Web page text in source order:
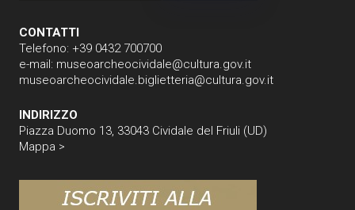
CONTATTI
Telefono: +39 0432 700700
e-mail: museoarcheocividale@cultura.gov.it
museoarcheocividale.biglietteria@cultura.gov.it
INDIRIZZO
Piazza Duomo 13, 33043 Cividale del Friuli (UD)
Mappa >